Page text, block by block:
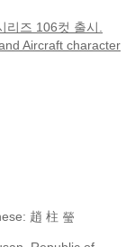
리즈 106컷 출시.
Aircraft character
趙 柱 瑩